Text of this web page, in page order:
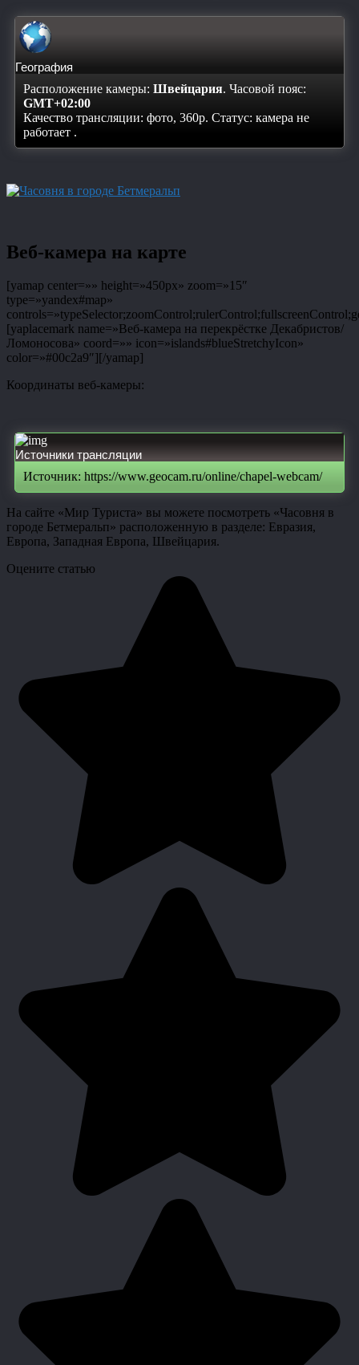
География
Расположение камеры: Швейцария. Часовой пояс:
GMT+02:00
Качество трансляции: фото, 360p. Статус: камера не
работает .
Веб-камера на карте
[yamap center=»» height=»450px» zoom=»15″
type=»yandex#map»
[yaplacemark name=»Веб-камера на перекрёстке Декабристов/
Ломоносова» coord=»» icon=»islands#blueStretchyIcon»
color=»#00c2a9″][/yamap]
Координаты веб-камеры:
Источники трансляции
Источник: https://www.geocam.ru/online/chapel-webcam/
На сайте «Мир Туриста» вы можете посмотреть «Часовня в
городе Бетмеральп» расположенную в разделе: Евразия,
Европа, Западная Европа, Швейцария.
Оцените статью